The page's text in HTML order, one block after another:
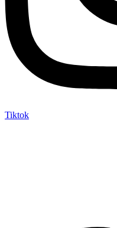
Tiktok